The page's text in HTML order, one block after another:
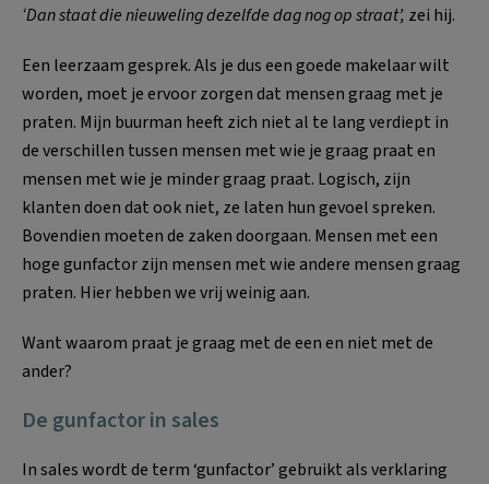
‘Dan staat die nieuweling dezelfde dag nog op straat’, zei hij.
Een leerzaam gesprek. Als je dus een goede makelaar wilt
worden, moet je ervoor zorgen dat mensen graag met je
praten. Mijn buurman heeft zich niet al te lang verdiept in
de verschillen tussen mensen met wie je graag praat en
mensen met wie je minder graag praat. Logisch, zijn
klanten doen dat ook niet, ze laten hun gevoel spreken.
Bovendien moeten de zaken doorgaan. Mensen met een
hoge gunfactor zijn mensen met wie andere mensen graag
praten. Hier hebben we vrij weinig aan.
Want waarom praat je graag met de een en niet met de
ander?
De gunfactor in sales
In sales wordt de term ‘gunfactor’ gebruikt als verklaring